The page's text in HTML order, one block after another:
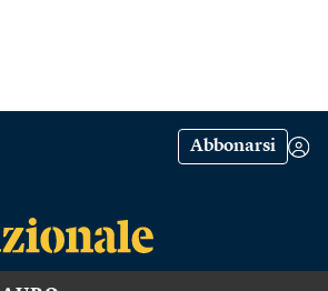
Abbonarsi